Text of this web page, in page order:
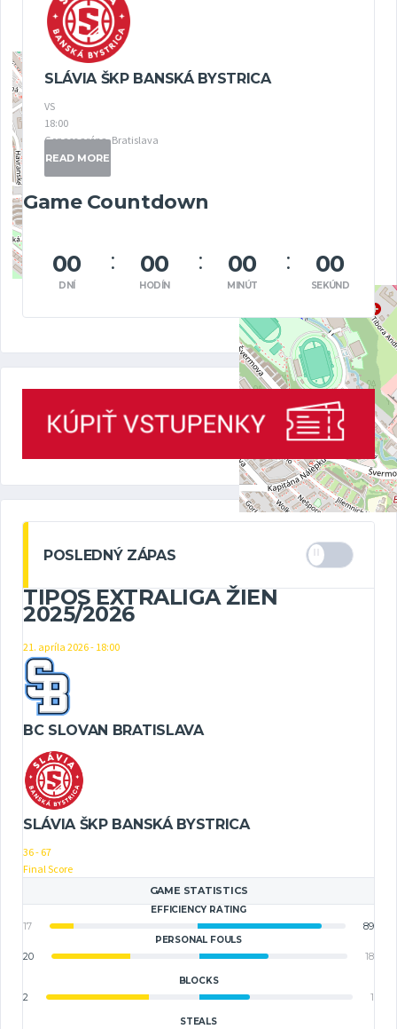
Leaflet |Map data © OpenStreetMap contributors
SLÁVIA ŠKP BANSKÁ BYSTRICA
VS
18:00
Gopass aréna, Bratislava
READ MORE
Game Countdown
00
DNÍ
00
HODÍN
00
MINÚT
00
SEKÚND
POSLEDNÝ ZÁPAS
TIPOS EXTRALIGA ŽIEN
2025/2026
21. apríla 2026 - 18:00
BC SLOVAN BRATISLAVA
SLÁVIA ŠKP BANSKÁ BYSTRICA
36- 67
Final Score
GAME STATISTICS
EFFICIENCY RATING
17 89
PERSONAL FOULS
20 18
BLOCKS
2 1
STEALS